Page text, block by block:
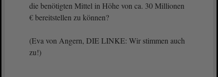
die benötigten Mittel in Höhe von ca. 30 Millionen
€ bereitstellen zu können?
(Eva von Angern, DIE LINKE: Wir stimmen auch
zu!)